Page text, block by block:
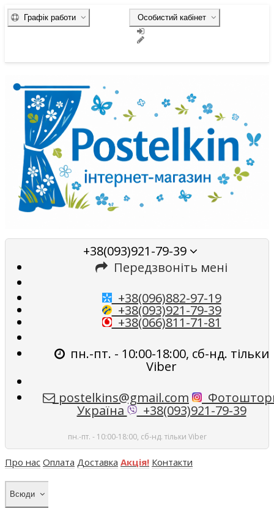
Особистий кабінет
Графік работи
+38(093)921-79-39
Передзвоніть мені
+38(096)882-97-19
+38(093)921-79-39
+38(066)811-71-81
пн.-пт. - 10:00-18:00, сб-нд. тільки
Viber
postelkins@gmail.com
Україна +38(093)921-79-39
пн.-пт. - 10:00-18:00, сб-нд. тільки Viber
Про нас Оплата Доставка Акція! Контакти
Всюди